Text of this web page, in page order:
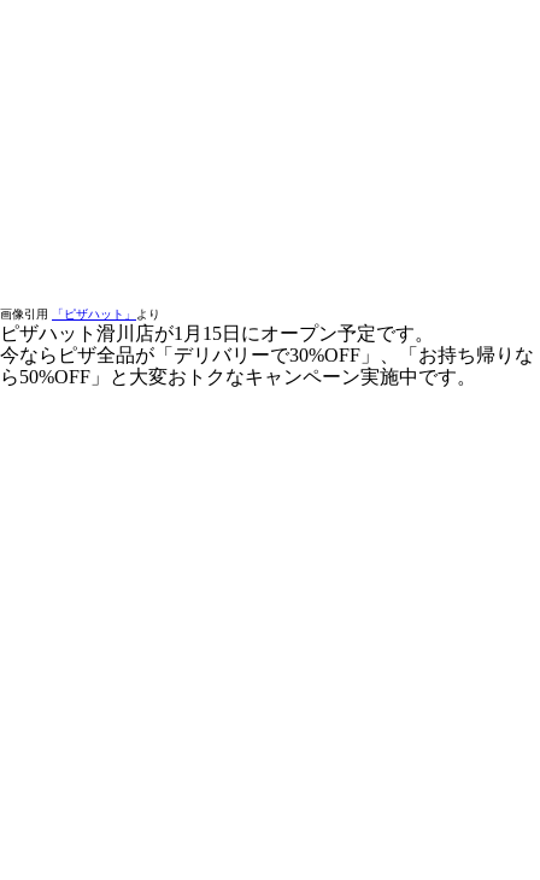
画像引用 「ピザハット」 より
ピザハット滑川店が1月15日にオープン予定です。
今ならピザ全品が「デリバリーで30%OFF」、「お持ち帰りな
ら50%OFF」と大変おトクなキャンペーン実施中です。